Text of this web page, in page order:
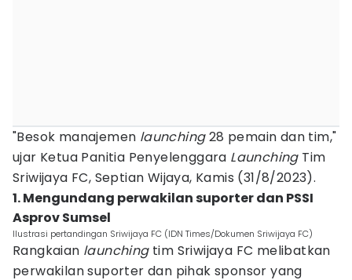
"Besok manajemen launching28 pemain dan tim,"
ujar Ketua Panitia Penyelenggara LaunchingTim
Sriwijaya FC, Septian Wijaya, Kamis (31/8/2023).
1. Mengundang perwakilan suporter dan PSSI
Asprov Sumsel
Ilustrasi pertandingan Sriwijaya FC (IDN Times/Dokumen Sriwijaya FC)
Rangkaian launchingtim Sriwijaya FC melibatkan
perwakilan suporter dan pihak sponsor yang